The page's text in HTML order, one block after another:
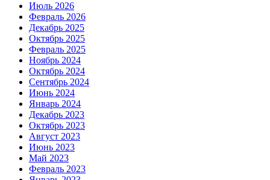
Июль 2026
Февраль 2026
Декабрь 2025
Октябрь 2025
Февраль 2025
Ноябрь 2024
Октябрь 2024
Сентябрь 2024
Июнь 2024
Январь 2024
Декабрь 2023
Октябрь 2023
Август 2023
Июнь 2023
Май 2023
Февраль 2023